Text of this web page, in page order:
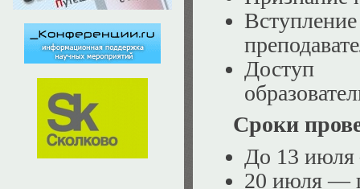
Доступ
Сроки
До 13 июля
20 июля —